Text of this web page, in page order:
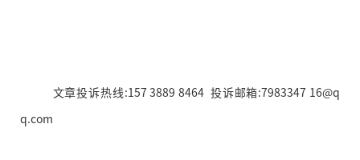
文章投诉热线:157 3889 8464 投诉邮箱:7983347 16@q
q.com